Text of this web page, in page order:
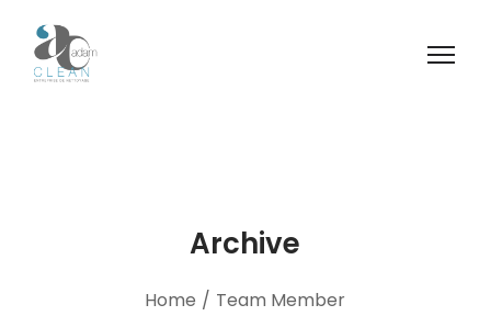
Archive
Home / Team Member